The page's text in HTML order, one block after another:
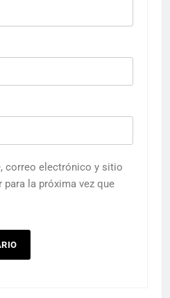
correo electrónico y sitio
para la próxima vez que